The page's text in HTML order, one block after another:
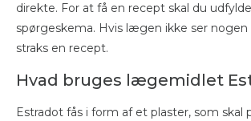
direkte. For at få en recept skal du
spørgeskema. Hvis lægen ikke ser nogen
straks en recept.
Hvad bruges lægemidlet
Estradot fås i form af et plaster, som skal